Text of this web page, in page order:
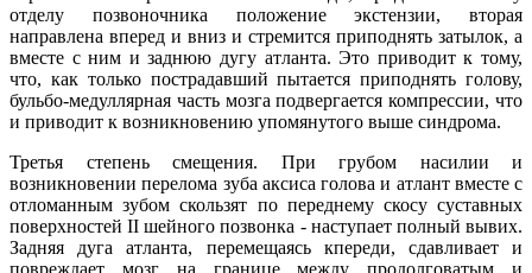
отделу позвоночника положение экстензии, вторая
направлена вперед и вниз и стремится приподнять затылок, а
вместе с ним и заднюю дугу атланта. Это приводит к тому,
что, как только пострадавший пытается приподнять голову,
бульбо-медуллярная часть мозга подвергается компрессии, что
и приводит к возникновению упомянутого выше синдрома.
Третья степень смещения. При грубом насилии и
возникновении перелома зуба аксиса голова и атлант вместе с
отломанным зубом скользят по переднему скосу суставных
поверхностей II шейного позвонка - наступает полный вывих.
Задняя дуга атланта, перемещаясь кпереди, сдавливает и
повреждает мозг на границе между продолговатым и